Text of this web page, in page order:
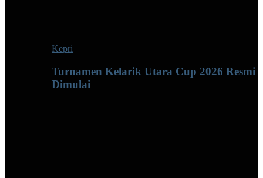
Kepri
Turnamen Kelarik Utara Cup 2026 Resmi
Dimulai